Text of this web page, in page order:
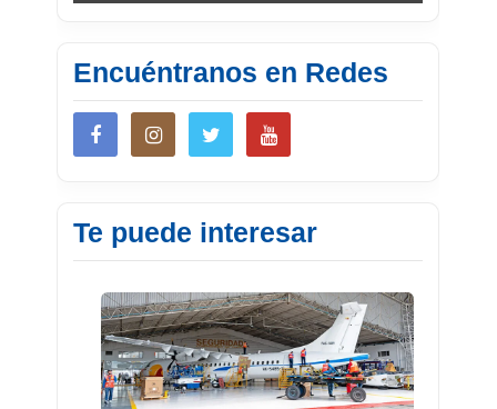
Encuéntranos en Redes
Te puede interesar